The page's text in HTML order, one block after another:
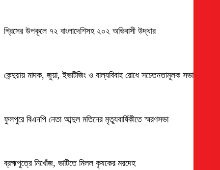
গ্রিসের উপকূলে ৭২ বাংলাদেশিসহ ২০২ অভিবাসী উদ্ধার
কেন্দুয়ায় মাদক, জুয়া, ইভটিজিং ও বাল্যবিবাহ রোধে সচেতনতামূলক সভা
ফুলপুরে বিএনপি নেতা আব্দুল মতিনের মৃত্যুবার্ষিকীতে স্মরণসভা
ব্রহ্মপুত্রে নিখোঁজ, ভাটিতে মিলল কৃষকের মরদেহ